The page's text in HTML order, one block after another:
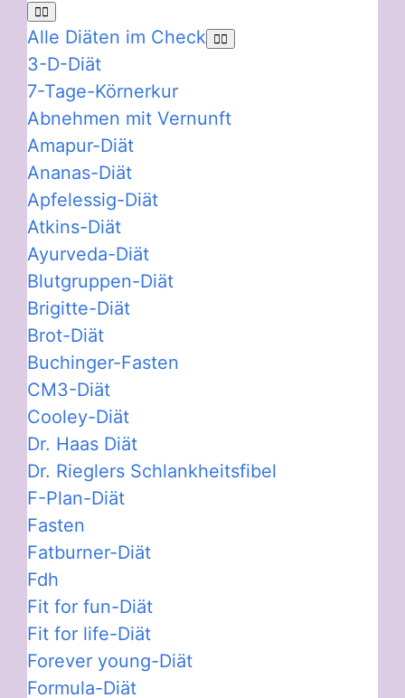
Alle Diäten im Check
3-D-Diät
7-Tage-Körnerkur
Abnehmen mit Vernunft
Amapur-Diät
Ananas-Diät
Apfelessig-Diät
Atkins-Diät
Ayurveda-Diät
Blutgruppen-Diät
Brigitte-Diät
Brot-Diät
Buchinger-Fasten
CM3-Diät
Cooley-Diät
Dr. Haas Diät
Dr. Rieglers Schlankheitsfibel
F-Plan-Diät
Fasten
Fatburner-Diät
Fdh
Fit for fun-Diät
Fit for life-Diät
Forever young-Diät
Formula-Diät